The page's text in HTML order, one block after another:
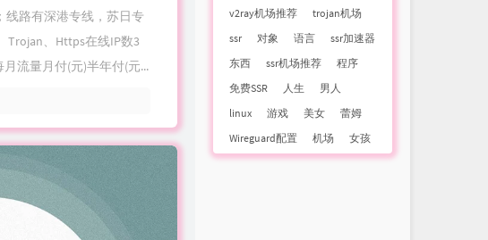
线路有深港专线，苏日专
Trojan、Https在线IP数3
流量月付(元)半年付(元...
v2ray机场推荐
trojan机场
ssr
对象 语言
ssr加速器
东西
ssr机场推荐
程序
免费SSR
人生
男人
linux
游戏 美女
蕾姆
Wireguard配置
机场 女孩